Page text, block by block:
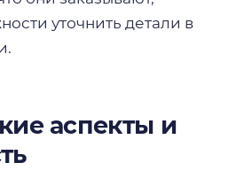
уточнить детали в
аспекты и